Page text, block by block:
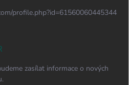
profile.php?id=61560060445344
zasílat informace o nových